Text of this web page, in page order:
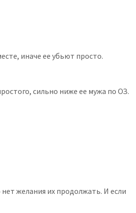
иначе ее убьют просто.
сильно ниже ее мужа по ОЗ.
желания их продолжать. И если